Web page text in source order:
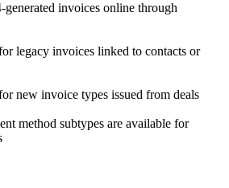
invoices online through
legacy invoices linked to contacts or
new invoice types issued from deals
method subtypes are available for